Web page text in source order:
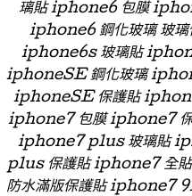
璃貼 iphone6 包膜
iphone6 鋼化玻璃 玻
iphone6s 玻璃貼
iphoneSE 鋼化玻璃
iphoneSE 保護貼
iphone7 包膜 iphone7
iphone7 plus 玻璃貼
plus 保護貼 iphone7 全
防水滿版保護貼 iphone7